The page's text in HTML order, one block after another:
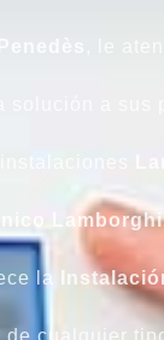
la
de cualquier